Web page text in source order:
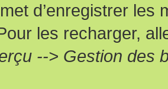
d’enregistrer
les recharger,
--> Gestion des